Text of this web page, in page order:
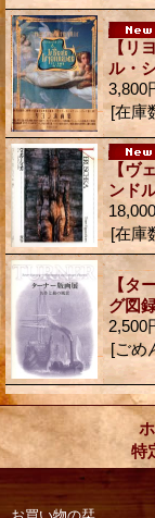
【リ
ル・
3,800
[在庫
【
ンド
[在庫
【タ
グ図
2,500
[ごめ
特